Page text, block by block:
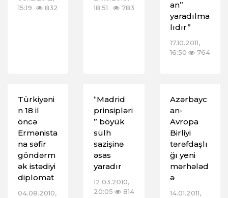
15:19
832
18:51
783
an”
yaradılma
lıdır”
17.10.2011,
16:50
764
Türkiyəni
n 18 il
öncə
Ermənista
na səfir
göndərm
ək istədiyi
diplomat
04.08.2010,
“Madrid
prinsipləri
” böyük
sülh
sazişinə
əsas
yaradır
12.03.2010,
20:05
814
Azərbayc
an-
Avropa
Birliyi
tərəfdaşlı
ğı yeni
mərhələd
ə
14.01.2011,